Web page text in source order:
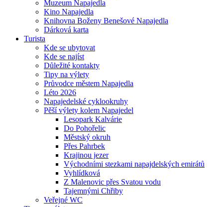
Muzeum Napajedla
Kino Napajedla
Knihovna Boženy Benešové Napajedla
Dárková karta
Turista
Kde se ubytovat
Kde se najíst
Důležité kontakty
Tipy na výlety
Průvodce městem Napajedla
Léto 2026
Napajedelské cyklookruhy
Pěší výlety kolem Napajedel
Lesopark Kalvárie
Do Pohořelic
Městský okruh
Přes Pahrbek
Krajinou jezer
Východními stezkami napajdelských emirátů
Vyhlídková
Z Malenovic přes Svatou vodu
Tajemnými Chřiby
Veřejné WC